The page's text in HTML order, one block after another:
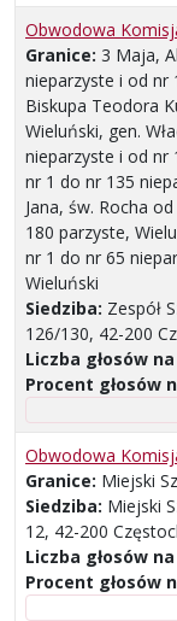
Obwodowa
Granice: 3 Maja,
nieparzyste i od nr
Biskupa Teodora
Wieluński, gen.
nieparzyste i od nr
nr 1 do nr 135
Jana, św. Rocha
180 parzyste,
nr 1 do nr 65
Wieluński
Siedziba: Zespół
126/130, 42-200
Liczba głosów
Procent głosów
Obwodowa
Granice: Miejski
Siedziba: Miejski
12, 42-200
Liczba głosów
Procent głosów